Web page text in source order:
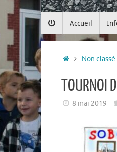
Passer
contenu
Accueil
Accueil
Non classé
TOURNOI
8 mai 2019